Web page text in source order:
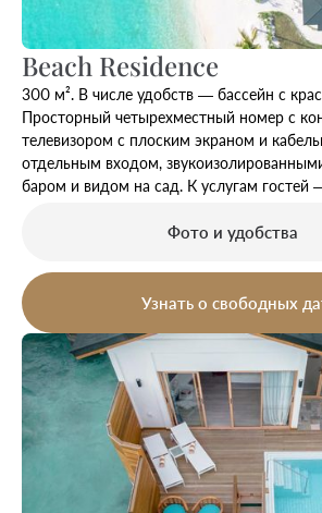
Beach Residence
300 м². В числе удобств — бассейн с
Просторный четырехместный номер с
телевизором с плоским экраном и
отдельным входом,
баром и видом на сад. К услугам гостей
Фото и удобства
Узнать о свободных